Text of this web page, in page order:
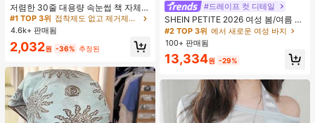
저렴한 30줄 대용량 속눈썹 책 자체
접착 속눈썹 C컬 속눈썹 만화 속눈썹
고양이 눈 속눈썹 요정 속눈썹 재사용
가능한 접착제 없는 속눈썹 매일 착용
속눈썹
거의 매진!
#1 TOP 3위
접착제도 없고 제거제도 필요 없음 개별 속눈썹
거의 매진!
#1 TOP 3위
접착제도 없고 제거제도 필요 없음 개별 속눈썹
거의 매진!
#1 TOP 3위
접착제도 없고 제거제도 필요 없음 개별 속눈썹
거의 매진!
4.6k+ 판매됨
2,032원 -36% 추정된
#드레이프 컷 디테일
SHEIN PETITE 2026 여성 봄/여름 리
조트 컬렉션: 우아한 올리브 그린 루즈
핏 벨보텀 팬츠.
#2 TOP 3위 에서 새로운 여성 바지
거의 매진!
#2 TOP 3위 에서 새로운 여성 바지
거의 매진!
#2 TOP 3위 에서 새로운 여성 바지
거의 매진!
#2 TOP 3위 에서 새로운 여성 바지
거의 매진!
100+ 판매됨
13,334원 -29%